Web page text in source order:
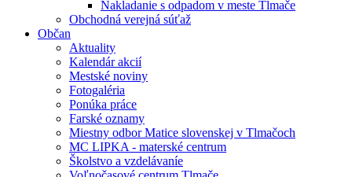
Nakladanie s odpadom v meste Tlmače
Obchodná verejná súťaž
Občan
Aktuality
Kalendár akcií
Mestské noviny
Fotogaléria
Ponúka práce
Farské oznamy
Miestny odbor Matice slovenskej v Tlmačoch
MC LIPKA - materské centrum
Školstvo a vzdelávaníe